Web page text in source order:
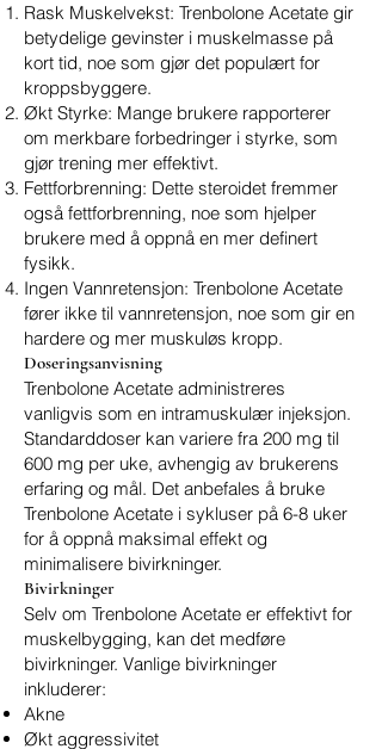
Rask Muskelvekst: Trenbolone Acetate gir
betydelige gevinster i muskelmasse på
kort tid, noe som gjør det populært for
kroppsbyggere.
Økt Styrke: Mange brukere rapporterer
om merkbare forbedringer i styrke, som
gjør trening mer effektivt.
Fettforbrenning: Dette steroidet fremmer
også fettforbrenning, noe som hjelper
brukere med å oppnå en mer definert
fysikk.
Ingen Vannretensjon: Trenbolone Acetate
fører ikke til vannretensjon, noe som gir en
hardere og mer muskuløs kropp.
Doseringsanvisning
Trenbolone Acetate administreres
vanligvis som en intramuskulær injeksjon.
Standarddoser kan variere fra 200 mg til
600 mg per uke, avhengig av brukerens
erfaring og mål. Det anbefales å bruke
Trenbolone Acetate i sykluser på 6-8 uker
for å oppnå maksimal effekt og
minimalisere bivirkninger.
Bivirkninger
Selv om Trenbolone Acetate er effektivt for
muskelbygging, kan det medføre
bivirkninger. Vanlige bivirkninger
inkluderer:
Akne
Økt aggressivitet